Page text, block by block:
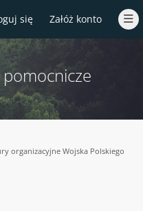
się Załóż konto
organizacyjne Wojska Polskiego